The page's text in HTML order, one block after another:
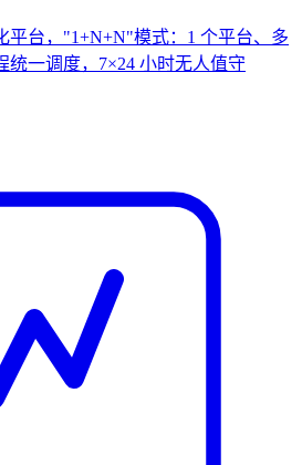
平台，"1+N+N"模式：1 个平台、多
统一调度，7×24 小时无人值守